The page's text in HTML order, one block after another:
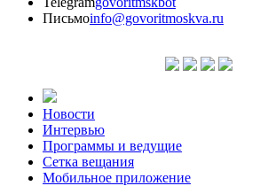
Письмоinfo@govoritmoskva.ru
Новости
Интервью
Программы и ведущие
Сетка вещания
Мобильное приложение